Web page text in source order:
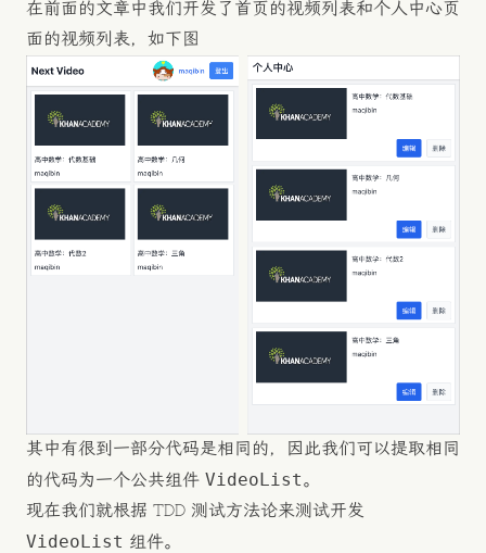
在前面的文章中我们开发了首页的视频列表和个人中心页
面的视频列表，如下图
其中有很到一部分代码是相同的，因此我们可以提取相同
的代码为一个公共组件 VideoList。
现在我们就根据 TDD 测试方法论来测试开发
VideoList 组件。